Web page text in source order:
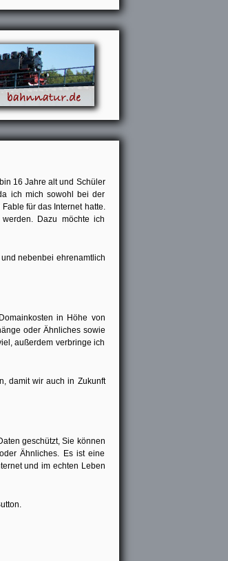
16 Jahre alt und Schüler
ich mich sowohl bei der
für das Internet hatte.
Dazu möchte ich
nebenbei ehrenamtlich
in Höhe von
oder Ähnliches sowie
außerdem verbringe ich
damit wir auch in Zukunft
geschützt, Sie können
Ähnliches. Es ist eine
und im echten Leben